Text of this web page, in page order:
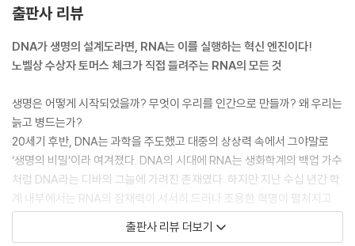
출판사 리뷰
DNA가 생명의 설계도라면, RNA는 이를 실행하는 혁신 엔진이다!
노벨상 수상자 토머스 체크가 직접 들려주는 RNA의 모든 것
생명은 어떻게 시작되었을까? 무엇이 우리를 인간으로 만들까? 왜 우리는
늙고 병드는가?
20세기 후반, DNA는 과학을 주도했고 대중의 상상력 속에서 그야말로
‘생명의 비밀’이라 여겨졌다. DNA의 시대에 RNA는 생화학계의 백업 가수
처럼 DNA라는 디바의 그늘에 가려진 존재였다. 하지만 지난 수십 년간 학
계 내부에서는 RNA의 잠재력이 서서히 드러나 조용한 혁명이 펼쳐지고
있었다. 1989년 RNA의 촉매 작용(리보자임)을 발견해 노벨 화학상을 수
상한 세계적인 분자생물학자인 《RNA의 역사》의 저자 토머스 체크를 비롯
출판사 리뷰 더보기